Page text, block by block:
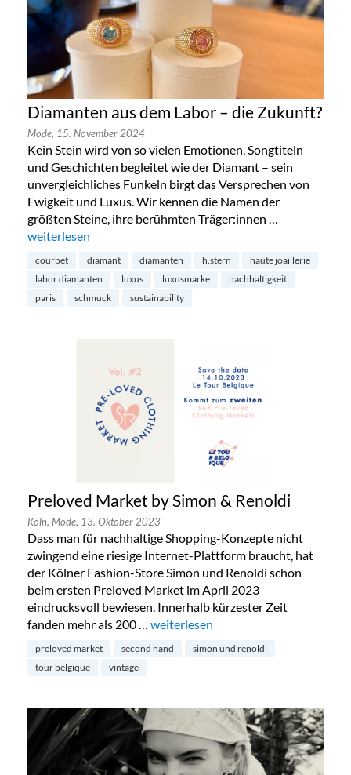
Diamanten aus dem Labor – die Zukunft?
Mode, 15. November 2024
Kein Stein wird von so vielen Emotionen, Songtiteln
und Geschichten begleitet wie der Diamant – sein
unvergleichliches Funkeln birgt das Versprechen von
Ewigkeit und Luxus. Wir kennen die Namen der
größten Steine, ihre berühmten Träger:innen …
„Diamanten aus dem Labor – die Zukunft?“
weiterlesen
courbet diamant diamanten h.stern
haute joaillerie
labor diamanten
luxus luxusmarke
nachhaltigkeit
paris
schmuck sustainability
Preloved Market by Simon & Renoldi
Köln, Mode, 13. Oktober 2023
Dass man für nachhaltige Shopping-Konzepte nicht
zwingend eine riesige Internet-Plattform braucht, hat
der Kölner Fashion-Store Simon und Renoldi schon
beim ersten Preloved Market im April 2023
eindrucksvoll bewiesen. Innerhalb kürzester Zeit
fanden mehr als 200 … „Preloved Market by Simon &
weiterlesen
preloved market second hand
simon und renoldi
tour belgique
vintage